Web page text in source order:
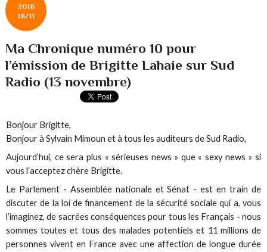
2018
18/11
Ma Chronique numéro 10 pour
l’émission de Brigitte Lahaie sur Sud
Radio (13 novembre)
Bonjour Brigitte,
Bonjour à Sylvain Mimoun et à tous les auditeurs de Sud Radio,
Aujourd’hui, ce sera plus « sérieuses news » que « sexy news » si
vous l’acceptez chère Brigitte.
Le Parlement - Assemblée nationale et Sénat - est en train de
discuter de la loi de financement de la sécurité sociale qui a, vous
l’imaginez, de sacrées conséquences pour tous les Français - nous
sommes toutes et tous des malades potentiels et 11 millions de
personnes vivent en France avec une affection de longue durée